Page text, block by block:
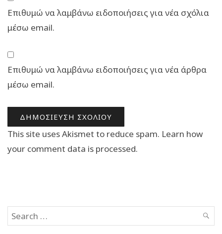
Επιθυμώ να λαμβάνω ειδοποιήσεις για νέα σχόλια
μέσω email.
Επιθυμώ να λαμβάνω ειδοποιήσεις για νέα άρθρα
μέσω email.
This site uses Akismet to reduce spam. Learn how
your comment data is processed.
Search
for: